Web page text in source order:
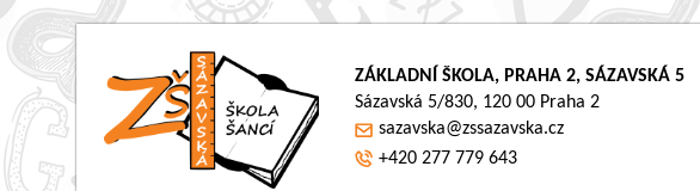
ZÁKLADNÍ ŠKOLA, PRAHA 2, SÁZAVSKÁ 5
Sázavská 5/830, 120 00 Praha 2
sazavska@zssazavska.cz
+420 277 779 643